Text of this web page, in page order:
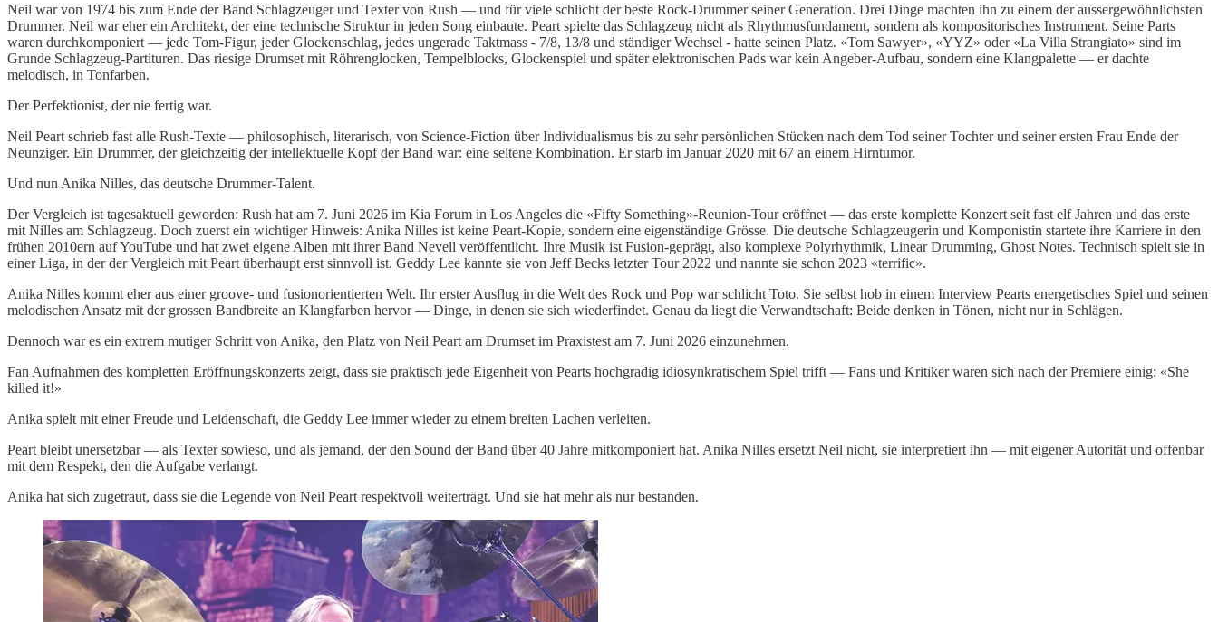
Neil war von 1974 bis zum Ende der Band Schlagzeuger und Texter von Rush — und für viele schlicht der beste Rock-Drummer seiner Generation. Drei Dinge machten ihn zu einem der aussergewöhnlichsten
Drummer. Neil war eher ein Architekt, der eine technische Struktur in jeden Song einbaute. Peart spielte das Schlagzeug nicht als Rhythmusfundament, sondern als kompositorisches Instrument. Seine Parts
waren durchkomponiert — jede Tom-Figur, jeder Glockenschlag, jedes ungerade Taktmass - 7/8, 13/8 und ständiger Wechsel - hatte seinen Platz. «Tom Sawyer», «YYZ» oder «La Villa Strangiato» sind im
Grunde Schlagzeug-Partituren. Das riesige Drumset mit Röhrenglocken, Tempelblocks, Glockenspiel und später elektronischen Pads war kein Angeber-Aufbau, sondern eine Klangpalette — er dachte
melodisch, in Tonfarben.
Der Perfektionist, der nie fertig war.
Neil Peart schrieb fast alle Rush-Texte — philosophisch, literarisch, von Science-Fiction über Individualismus bis zu sehr persönlichen Stücken nach dem Tod seiner Tochter und seiner ersten Frau Ende der
Neunziger. Ein Drummer, der gleichzeitig der intellektuelle Kopf der Band war: eine seltene Kombination. Er starb im Januar 2020 mit 67 an einem Hirntumor.
Und nun Anika Nilles, das deutsche Drummer-Talent.
Der Vergleich ist tagesaktuell geworden: Rush hat am 7. Juni 2026 im Kia Forum in Los Angeles die «Fifty Something»-Reunion-Tour eröffnet — das erste komplette Konzert seit fast elf Jahren und das erste
mit Nilles am Schlagzeug. Doch zuerst ein wichtiger Hinweis: Anika Nilles ist keine Peart-Kopie, sondern eine eigenständige Grösse. Die deutsche Schlagzeugerin und Komponistin startete ihre Karriere in den
frühen 2010ern auf YouTube und hat zwei eigene Alben mit ihrer Band Nevell veröffentlicht. Ihre Musik ist Fusion-geprägt, also komplexe Polyrhythmik, Linear Drumming, Ghost Notes. Technisch spielt sie in
einer Liga, in der der Vergleich mit Peart überhaupt erst sinnvoll ist. Geddy Lee kannte sie von Jeff Becks letzter Tour 2022 und nannte sie schon 2023 «terrific».
Anika Nilles kommt eher aus einer groove- und fusionorientierten Welt. Ihr erster Ausflug in die Welt des Rock und Pop war schlicht Toto. Sie selbst hob in einem Interview Pearts energetisches Spiel und seinen
melodischen Ansatz mit der grossen Bandbreite an Klangfarben hervor — Dinge, in denen sie sich wiederfindet. Genau da liegt die Verwandtschaft: Beide denken in Tönen, nicht nur in Schlägen.
Dennoch war es ein extrem mutiger Schritt von Anika, den Platz von Neil Peart am Drumset im Praxistest am 7. Juni 2026 einzunehmen.
Fan Aufnahmen des kompletten Eröffnungskonzerts zeigt, dass sie praktisch jede Eigenheit von Pearts hochgradig idiosynkratischem Spiel trifft — Fans und Kritiker waren sich nach der Premiere einig: «She
killed it!»
Anika spielt mit einer Freude und Leidenschaft, die Geddy Lee immer wieder zu einem breiten Lachen verleiten.
Peart bleibt unersetzbar — als Texter sowieso, und als jemand, der den Sound der Band über 40 Jahre mitkomponiert hat. Anika Nilles ersetzt Neil nicht, sie interpretiert ihn — mit eigener Autorität und offenbar
mit dem Respekt, den die Aufgabe verlangt.
Anika hat sich zugetraut, dass sie die Legende von Neil Peart respektvoll weiterträgt. Und sie hat mehr als nur bestanden.